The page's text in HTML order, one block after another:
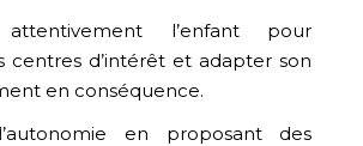
attentivement l’enfant pour
centres d’intérêt et adapter son
en conséquence.
en proposant des